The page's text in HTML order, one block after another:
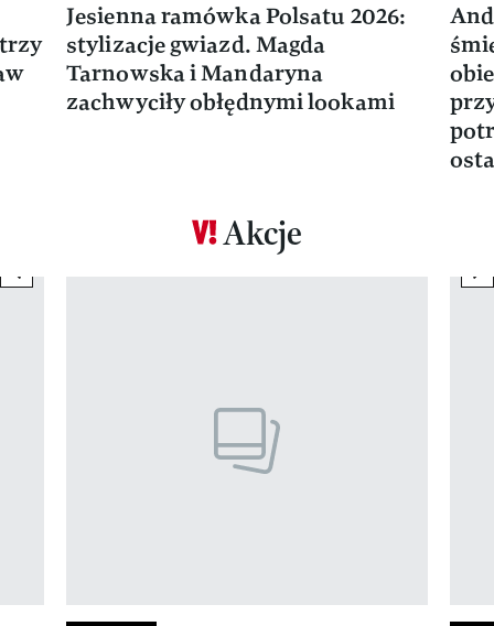
Jesienna ramówka Polsatu 2026:
stylizacje gwiazd. Magda
Tarnowska i Mandaryna
zachwyciły obłędnymi lookami
Akcje